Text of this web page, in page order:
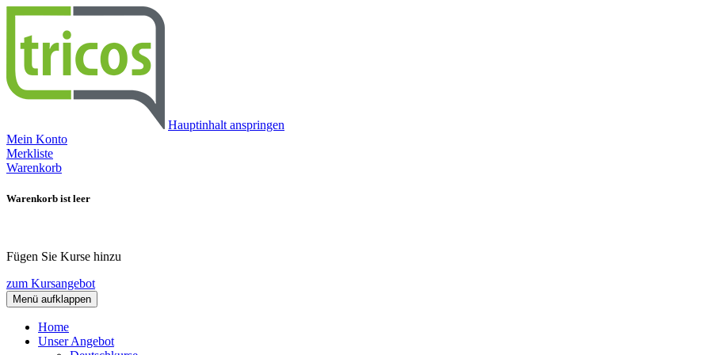
Hauptinhalt anspringen
Mein Konto
Merkliste
Warenkorb
Warenkorb ist leer
Fügen Sie Kurse hinzu
zum Kursangebot
Menü aufklappen
Home
Unser Angebot